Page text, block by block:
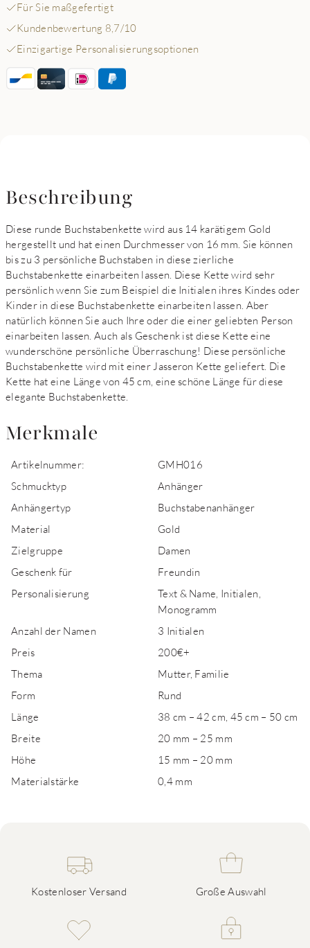
Für Sie maßgefertigt
Kundenbewertung 8,7/10
Einzigartige Personalisierungsoptionen
Beschreibung
Diese runde Buchstabenkette wird aus 14 karätigem Gold
hergestellt und hat einen Durchmesser von 16 mm. Sie können
bis zu 3 persönliche Buchstaben in diese zierliche
Buchstabenkette einarbeiten lassen. Diese Kette wird sehr
persönlich wenn Sie zum Beispiel die Initialen ihres Kindes oder
Kinder in diese Buchstabenkette einarbeiten lassen. Aber
natürlich können Sie auch Ihre oder die einer geliebten Person
einarbeiten lassen. Auch als Geschenk ist diese Kette eine
wunderschöne persönliche Überraschung! Diese persönliche
Buchstabenkette wird mit einer Jasseron Kette geliefert. Die
Kette hat eine Länge von 45 cm, eine schöne Länge für diese
elegante Buchstabenkette.
Merkmale
Artikelnummer:
GMH016
Schmucktyp
Anhänger
Anhängertyp
Buchstabenanhänger
Material
Gold
Zielgruppe
Damen
Geschenk für
Freundin
Personalisierung
Text & Name, Initialen,
Monogramm
Anzahl der Namen
3 Initialen
Preis
200€+
Thema
Mutter, Familie
Form
Rund
Länge
38 cm – 42 cm, 45 cm – 50 cm
Breite
20 mm – 25 mm
Höhe
15 mm – 20 mm
Materialstärke
0,4 mm
Kostenloser Versand Große Auswahl